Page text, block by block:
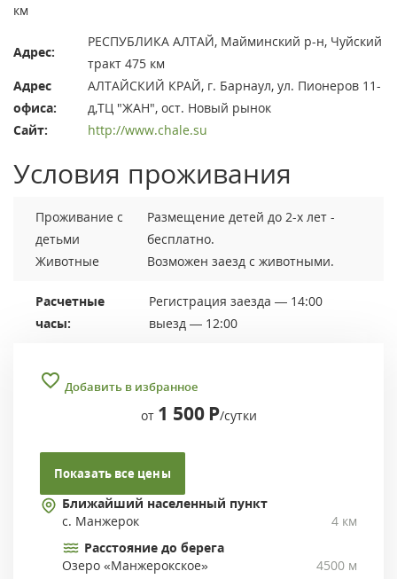
км
Адрес:
РЕСПУБЛИКА АЛТАЙ, Майминский р-н, Чуйский
тракт 475 км
Адрес
офиса:
АЛТАЙСКИЙ КРАЙ, г. Барнаул, ул. Пионеров 11-
д,ТЦ "ЖАН", ост. Новый рынок
Сайт:
http://www.chale.su
Условия проживания
Проживание с
детьми
Размещение детей до 2-х лет -
бесплатно.
Животные
Возможен заезд с животными.
Расчетные
часы:
Регистрация заезда — 14:00
выезд — 12:00
Добавить в избранное
от 1 500 Р/сутки
Показать все цены
Ближайший населенный пункт
с. Манжерок
4 км
Расстояние до берега
Озеро «Манжерокское»
4500 м